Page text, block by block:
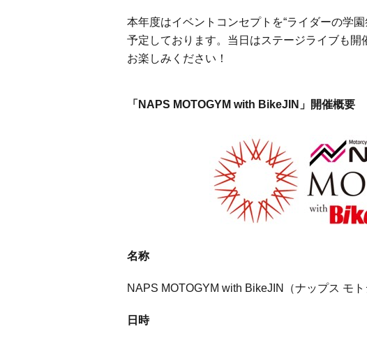
本年度はイベントコンセプトを“ライダーの学
予定しております。当日はステージライブも開
お楽しみください！
「NAPS MOTOGYM with BikeJIN」開催概要
名称
NAPS MOTOGYM with BikeJIN（ナップス モト
日時